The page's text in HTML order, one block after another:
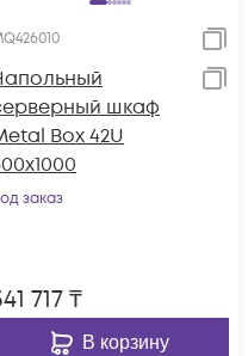
шкаф
Box 42U
заказ
717₸
В корзину